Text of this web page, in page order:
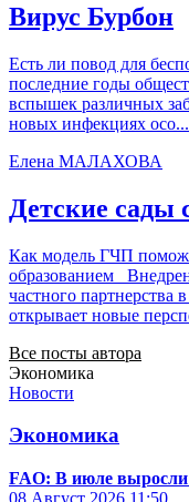
Вирус Бурбон
Есть ли повод для
последние годы
вспышек различных
новых инфекциях осо...
Елена МАЛАХОВА
Детские сады
Как модель ГЧП
образованием
частного партнерства
открывает новые
Все посты автора
Экономика
Новости
Экономика
FAO: В июле
08 Август 2026 11:50